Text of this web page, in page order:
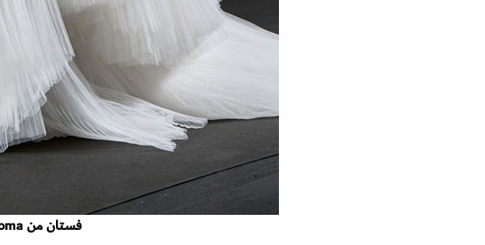
فستان من Luisaviaroma